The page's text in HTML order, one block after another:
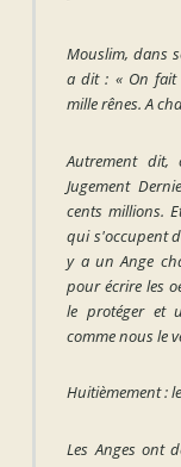
Mouslim, dans
a dit : « On fait
mille rênes. A
Autrement
Jugement
cents millions.
qui s'occupent
y a un Ange
pour écrire les
le protéger et
comme nous le
Huitièmement :
Les Anges ont